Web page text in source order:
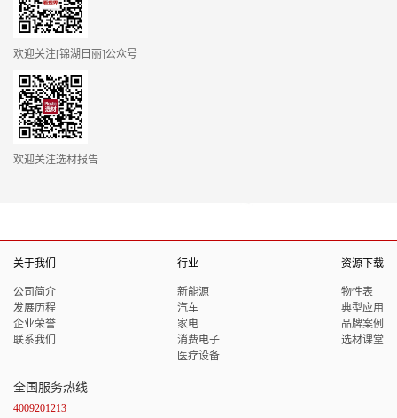
欢迎关注[锦湖日丽]公众号
欢迎关注选材报告
关于我们
公司简介
发展历程
企业荣誉
联系我们
行业
新能源
汽车
家电
消费电子
医疗设备
资源下载
物性表
典型应用
品牌案例
选材课堂
全国服务热线
4009201213